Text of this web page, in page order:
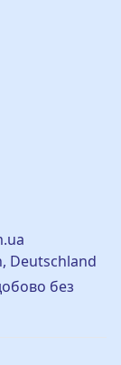
Deutschland
без